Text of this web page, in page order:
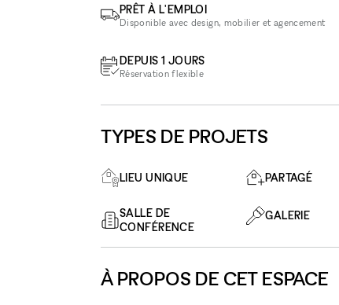
PRÊT À L'EMPLOI
Disponible avec design, mobilier et agencement
DEPUIS 1 JOURS
Réservation flexible
TYPES DE PROJETS
LIEU UNIQUE PARTAGÉ
SALLE DE
CONFÉRENCE
GALERIE
À PROPOS DE CET ESPACE